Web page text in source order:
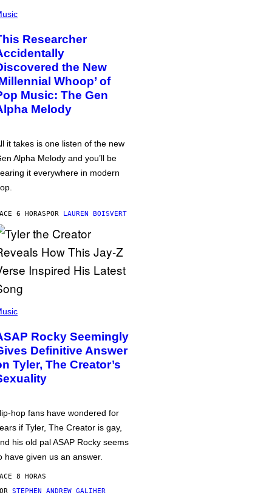
Researcher
the New
Whoop’ of
Music: The Gen
Melody
it takes is one listen of the new
Alpha Melody and you’ll be
it everywhere in modern
6 HORASPOR LAUREN BOISVERT
Rocky Seemingly
Definitive Answer
Tyler, The Creator’s
hop fans have wondered for
if Tyler, The Creator is gay,
his old pal ASAP Rocky seems
have given us an answer.
8 HORAS
STEPHEN ANDREW GALIHER